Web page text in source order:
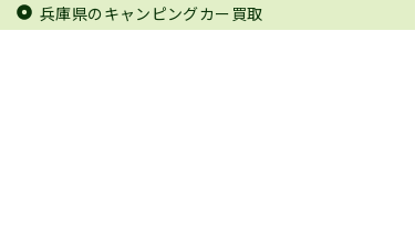
兵庫県のキャンピングカー買取